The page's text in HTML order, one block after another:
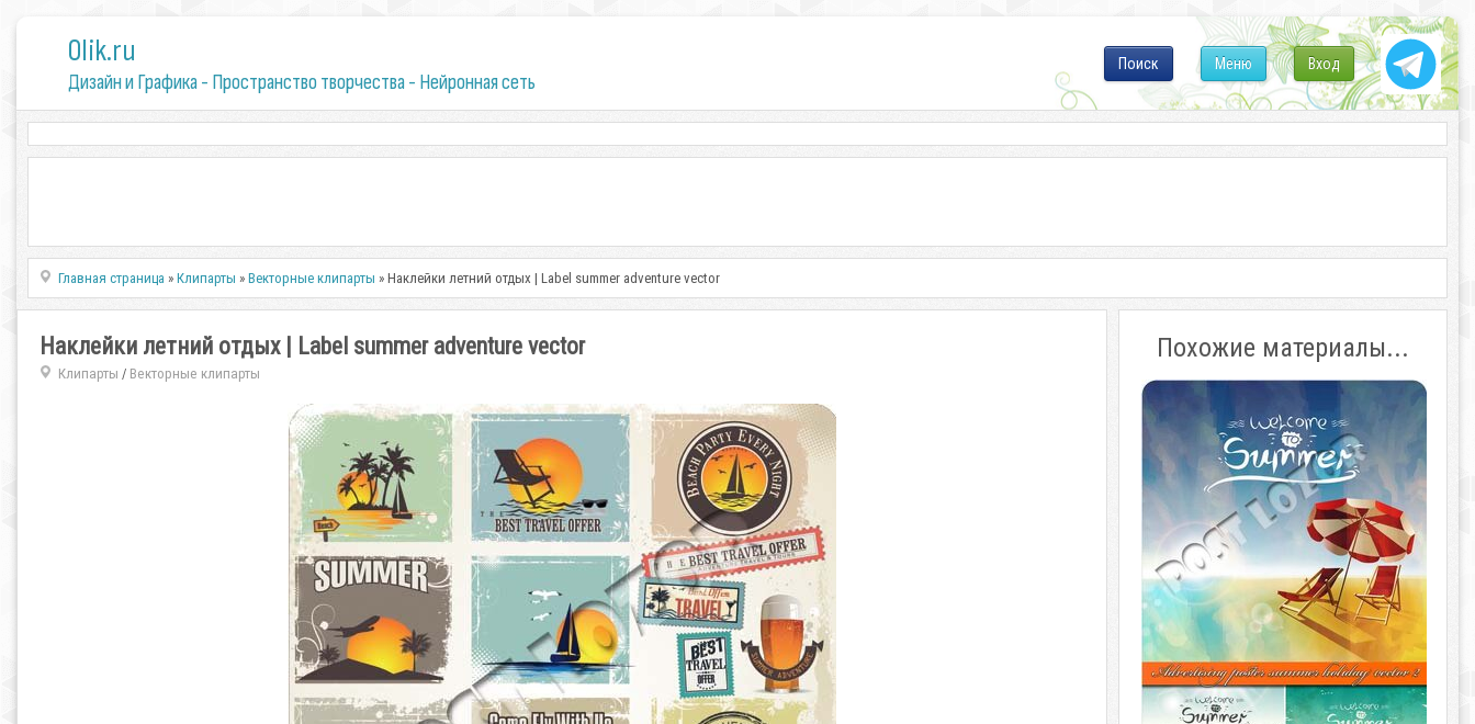
0lik.ru
Дизайн и Графика - Пространство творчества - Нейронная сеть
Вход
Меню
Поиск
Главная страница »Клипарты »Векторные клипарты » Наклейки летний отдых | Label summer adventure vector
Наклейки летний отдых | Label summer adventure vector
Клипарты / Векторные клипарты
Похожие материалы...